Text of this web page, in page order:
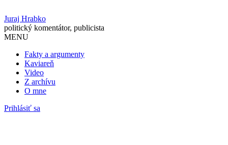
Juraj Hrabko
politický komentátor, publicista
MENU
Fakty a argumenty
Kaviareň
Video
Z archívu
O mne
Prihlásiť sa